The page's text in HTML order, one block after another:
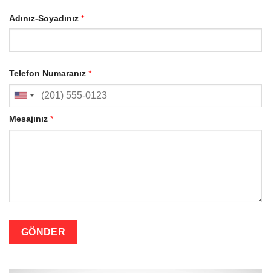
Adınız-Soyadınız *
Telefon Numaranız *
Mesajınız *
GÖNDER